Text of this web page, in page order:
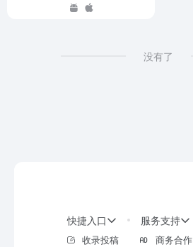
没有了
快捷入口
收录投稿
服务支持
商务合作